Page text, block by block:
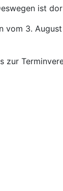
ist
vom 3.
zur